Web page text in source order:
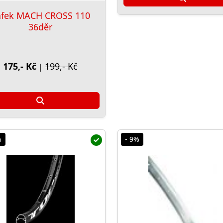
MACH CROSS 110
36děr
175,- Kč |199,- Kč
- 9%